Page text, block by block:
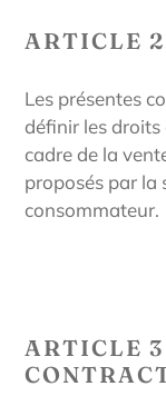
ARTICLE
Les présentes
définir les
cadre de la
proposés par la
consommateur.
ARTICLE